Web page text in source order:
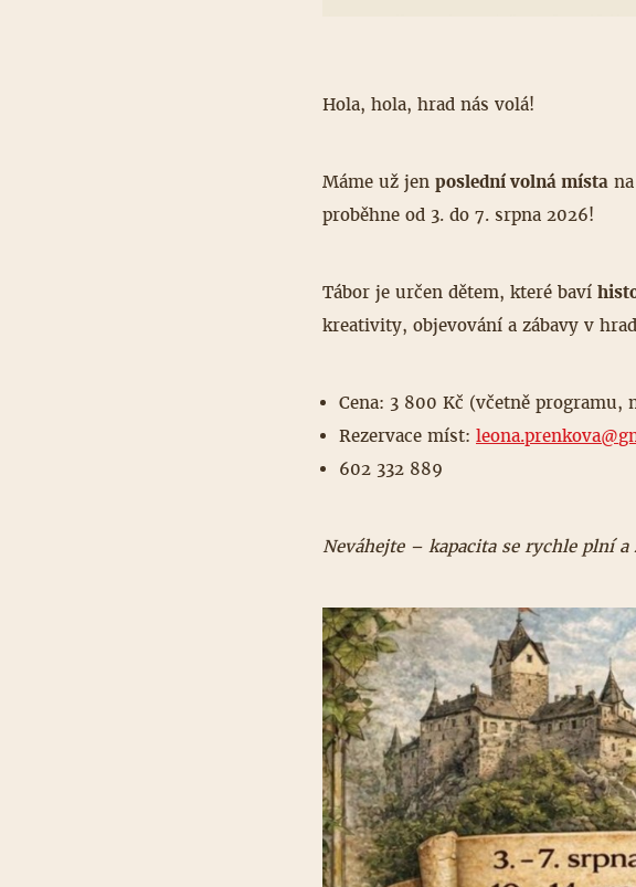
Hola, hola, hrad nás volá!
Máme už jen poslední volná místa
proběhne od 3. do 7. srpna 2026!
Tábor je určen dětem, které baví
kreativity, objevování a zábavy v
Cena: 3 800 Kč (včetně programu,
Rezervace míst: leona.prenkova@
602 332 889
Neváhejte – kapacita se rychle plní